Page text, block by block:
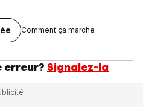
Comment ça marche
erreur? Signalez-la